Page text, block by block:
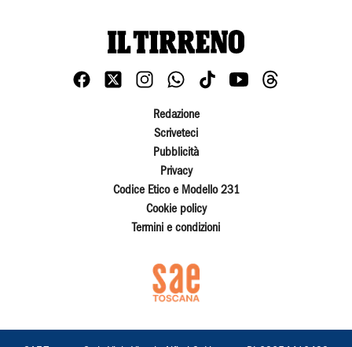
Redazione
Scriveteci
Pubblicità
Privacy
Codice Etico e Modello 231
Cookie policy
Termini e condizioni